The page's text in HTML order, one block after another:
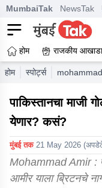
MumbaiTak NewsTak
होम राजकीय आखाडा
होम स्पोर्ट्स
पाकिस्तानचा माजी
येणार? कसं?
मुंबई तक 21 May 2026
Mohammad Amir :
आमीर याला ब्रिटनचे